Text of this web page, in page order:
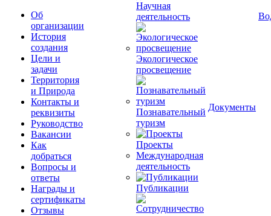
Об
организации
История
создания
Цели и
задачи
Территория
и Природа
Контакты и
реквизиты
Руководство
Вакансии
Как
добраться
Вопросы и
ответы
Награды и
сертификаты
Отзывы
Научная
деятельность
Экологическое
просвещение
Познавательный
туризм
Проекты
Международная
деятельность
Публикации
Документы